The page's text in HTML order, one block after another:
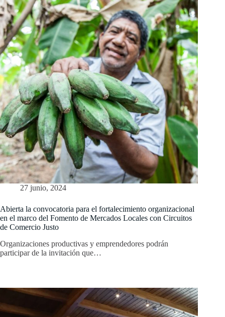
27 junio, 2024
Abierta la convocatoria para el fortalecimiento organizacional
en el marco del Fomento de Mercados Locales con Circuitos
de Comercio Justo
Organizaciones productivas y emprendedores podrán
participar de la invitación que…